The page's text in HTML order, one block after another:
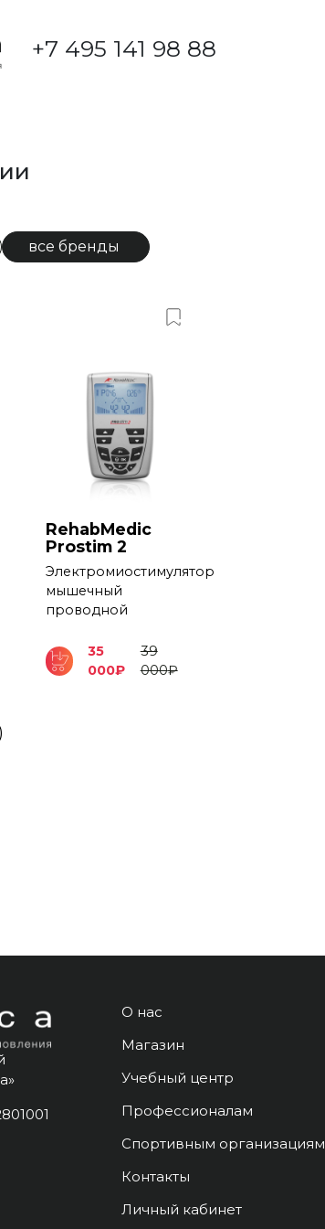
+7 495 141 98 88
все бренды
RehabMedic
Prostim 2
Электромиостимулятор
мышечный
проводной
39
000₽
35
000₽
О нас
Магазин
Учебный центр
Профессионалам
Спортивным организациям
Контакты
Личный кабинет